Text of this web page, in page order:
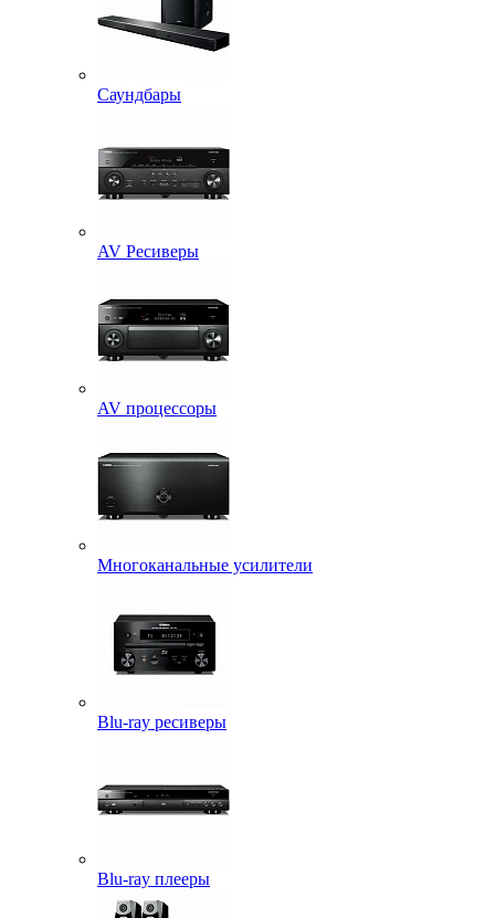
Саундбары
AV Ресиверы
AV процессоры
Многоканальные усилители
Blu-ray ресиверы
Blu-ray плееры